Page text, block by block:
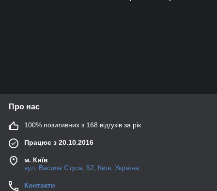
Про нас
100% позитивних з 168 відгуків за рік
Працює з 20.10.2016
м. Київ
вул. Василя Стуса, 62, Київ, Україна
Контакти